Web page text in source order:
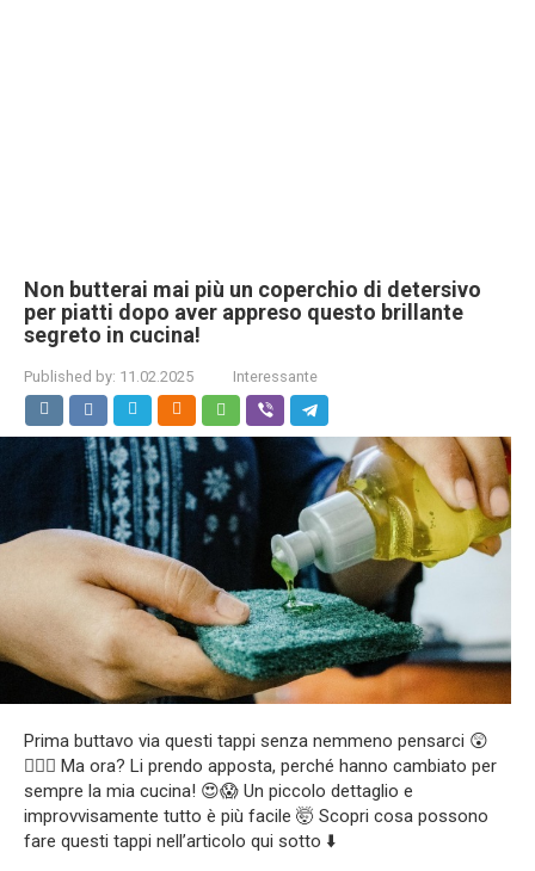
Non butterai mai più un coperchio di detersivo
per piatti dopo aver appreso questo brillante
segreto in cucina!
Published by: 11.02.2025 Interessante
Prima buttavo via questi tappi senza nemmeno pensarci 😲
🤦🏻‍♀️ Ma ora? Li prendo apposta, perché hanno cambiato per
sempre la mia cucina! 😍😱 Un piccolo dettaglio e
improvvisamente tutto è più facile 🤯 Scopri cosa possono
fare questi tappi nell’articolo qui sotto ⬇️